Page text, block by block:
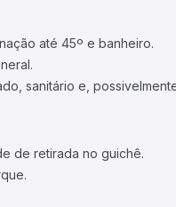
até 45º e banheiro.
sanitário e,
de retirada no guichê.